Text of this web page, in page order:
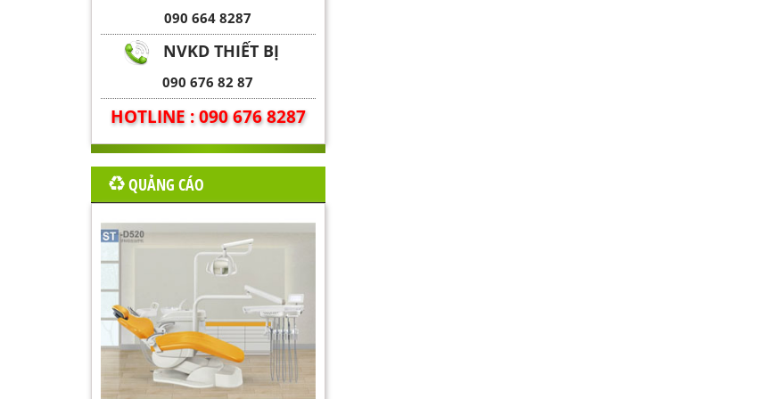
090 664 8287
NVKD THIẾT BỊ
090 676 82 87
HOTLINE : 090 676 8287
QUẢNG CÁO